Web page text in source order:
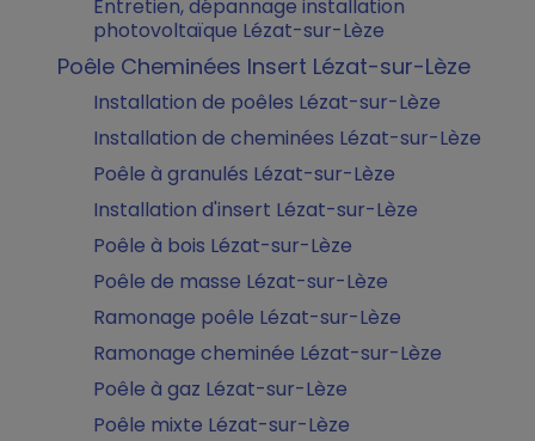
Entretien, dépannage installation
photovoltaïque Lézat-sur-Lèze
Poêle Cheminées Insert Lézat-sur-Lèze
Installation de poêles Lézat-sur-Lèze
Installation de cheminées Lézat-sur-Lèze
Poêle à granulés Lézat-sur-Lèze
Installation d'insert Lézat-sur-Lèze
Poêle à bois Lézat-sur-Lèze
Poêle de masse Lézat-sur-Lèze
Ramonage poêle Lézat-sur-Lèze
Ramonage cheminée Lézat-sur-Lèze
Poêle à gaz Lézat-sur-Lèze
Poêle mixte Lézat-sur-Lèze